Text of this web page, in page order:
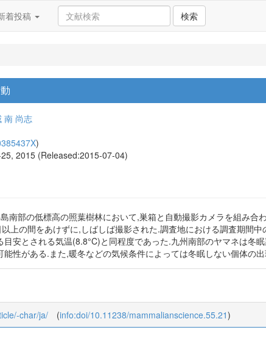
着投稿 検索
南 尚志
)
2015 (Released:2015-07-04)
南部の低標高の照葉樹林において,巣箱と自動撮影カメラを組み合
上の間をあけずに,しばしば撮影された.調査地における調査期間中
安とされる気温(8.8°C)と同程度であった.九州南部のヤマネは冬
性がある.また,暖冬などの気候条件によっては冬眠しない個体の
char/ja/ (info:doi/10.11238/mammalianscience.55.21)